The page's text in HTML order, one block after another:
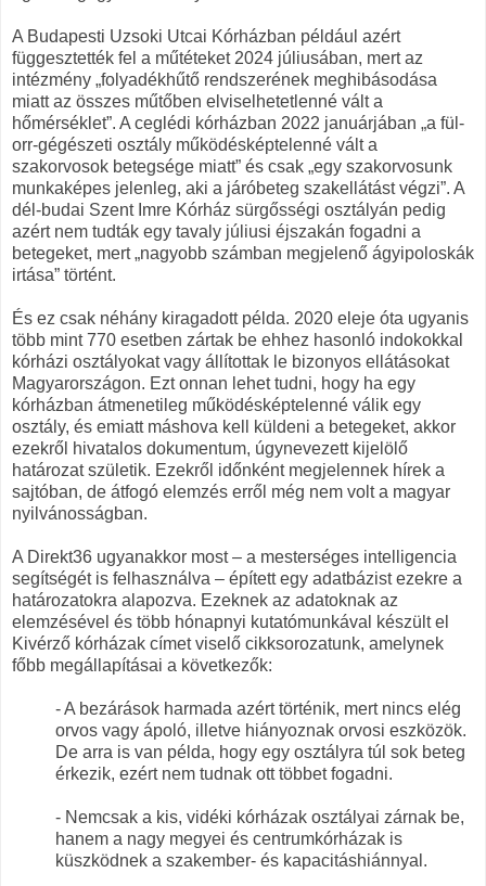
A Budapesti Uzsoki Utcai Kórházban például azért
függesztették fel a műtéteket 2024 júliusában, mert az
intézmény „folyadékhűtő rendszerének meghibásodása
miatt az összes műtőben elviselhetetlenné vált a
hőmérséklet”. A ceglédi kórházban 2022 januárjában „a fül-
orr-gégészeti osztály működésképtelenné vált a
szakorvosok betegsége miatt” és csak „egy szakorvosunk
munkaképes jelenleg, aki a járóbeteg szakellátást végzi”. A
dél-budai Szent Imre Kórház sürgősségi osztályán pedig
azért nem tudták egy tavaly júliusi éjszakán fogadni a
betegeket, mert „nagyobb számban megjelenő ágyipoloskák
irtása” történt.
És ez csak néhány kiragadott példa. 2020 eleje óta ugyanis
több mint 770 esetben zártak be ehhez hasonló indokokkal
kórházi osztályokat vagy állítottak le bizonyos ellátásokat
Magyarországon. Ezt onnan lehet tudni, hogy ha egy
kórházban átmenetileg működésképtelenné válik egy
osztály, és emiatt máshova kell küldeni a betegeket, akkor
ezekről hivatalos dokumentum, úgynevezett kijelölő
határozat születik. Ezekről időnként megjelennek hírek a
sajtóban, de átfogó elemzés erről még nem volt a magyar
nyilvánosságban.
A Direkt36 ugyanakkor most – a mesterséges intelligencia
segítségét is felhasználva – épített egy adatbázist ezekre a
határozatokra alapozva. Ezeknek az adatoknak az
elemzésével és több hónapnyi kutatómunkával készült el
Kivérző kórházak címet viselő cikksorozatunk, amelynek
főbb megállapításai a következők:
- A bezárások harmada azért történik, mert nincs elég
orvos vagy ápoló, illetve hiányoznak orvosi eszközök.
De arra is van példa, hogy egy osztályra túl sok beteg
érkezik, ezért nem tudnak ott többet fogadni.
- Nemcsak a kis, vidéki kórházak osztályai zárnak be,
hanem a nagy megyei és centrumkórházak is
küszködnek a szakember- és kapacitáshiánnyal.